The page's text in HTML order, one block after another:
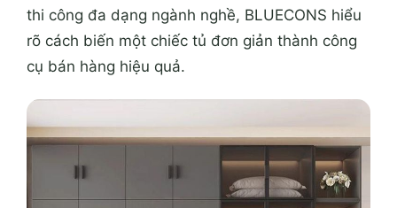
thi công đa dạng ngành nghề, BLUECONS hiểu
rõ cách biến một chiếc tủ đơn giản thành công
cụ bán hàng hiệu quả.